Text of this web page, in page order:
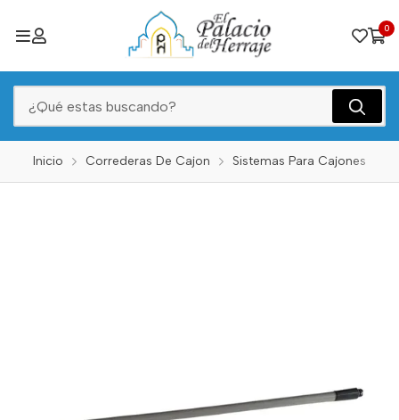
0
Inicio Correderas De Cajon Sistemas Para Cajones